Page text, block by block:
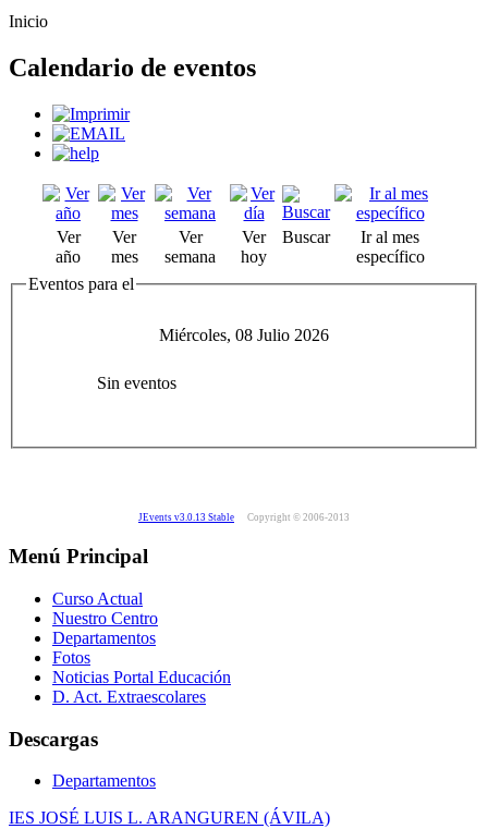
Inicio
Calendario de eventos
Ver
año
Ver
mes
Ver
semana
Ver
hoy
Buscar
Ir al mes
específico
Eventos para el
Miércoles, 08 Julio 2026
Sin eventos
JEvents v3.0.13 Stable Copyright © 2006-2013
Menú Principal
Curso Actual
Nuestro Centro
Departamentos
Fotos
Noticias Portal Educación
D. Act. Extraescolares
Descargas
Departamentos
IES JOSÉ LUIS L. ARANGUREN (ÁVILA)